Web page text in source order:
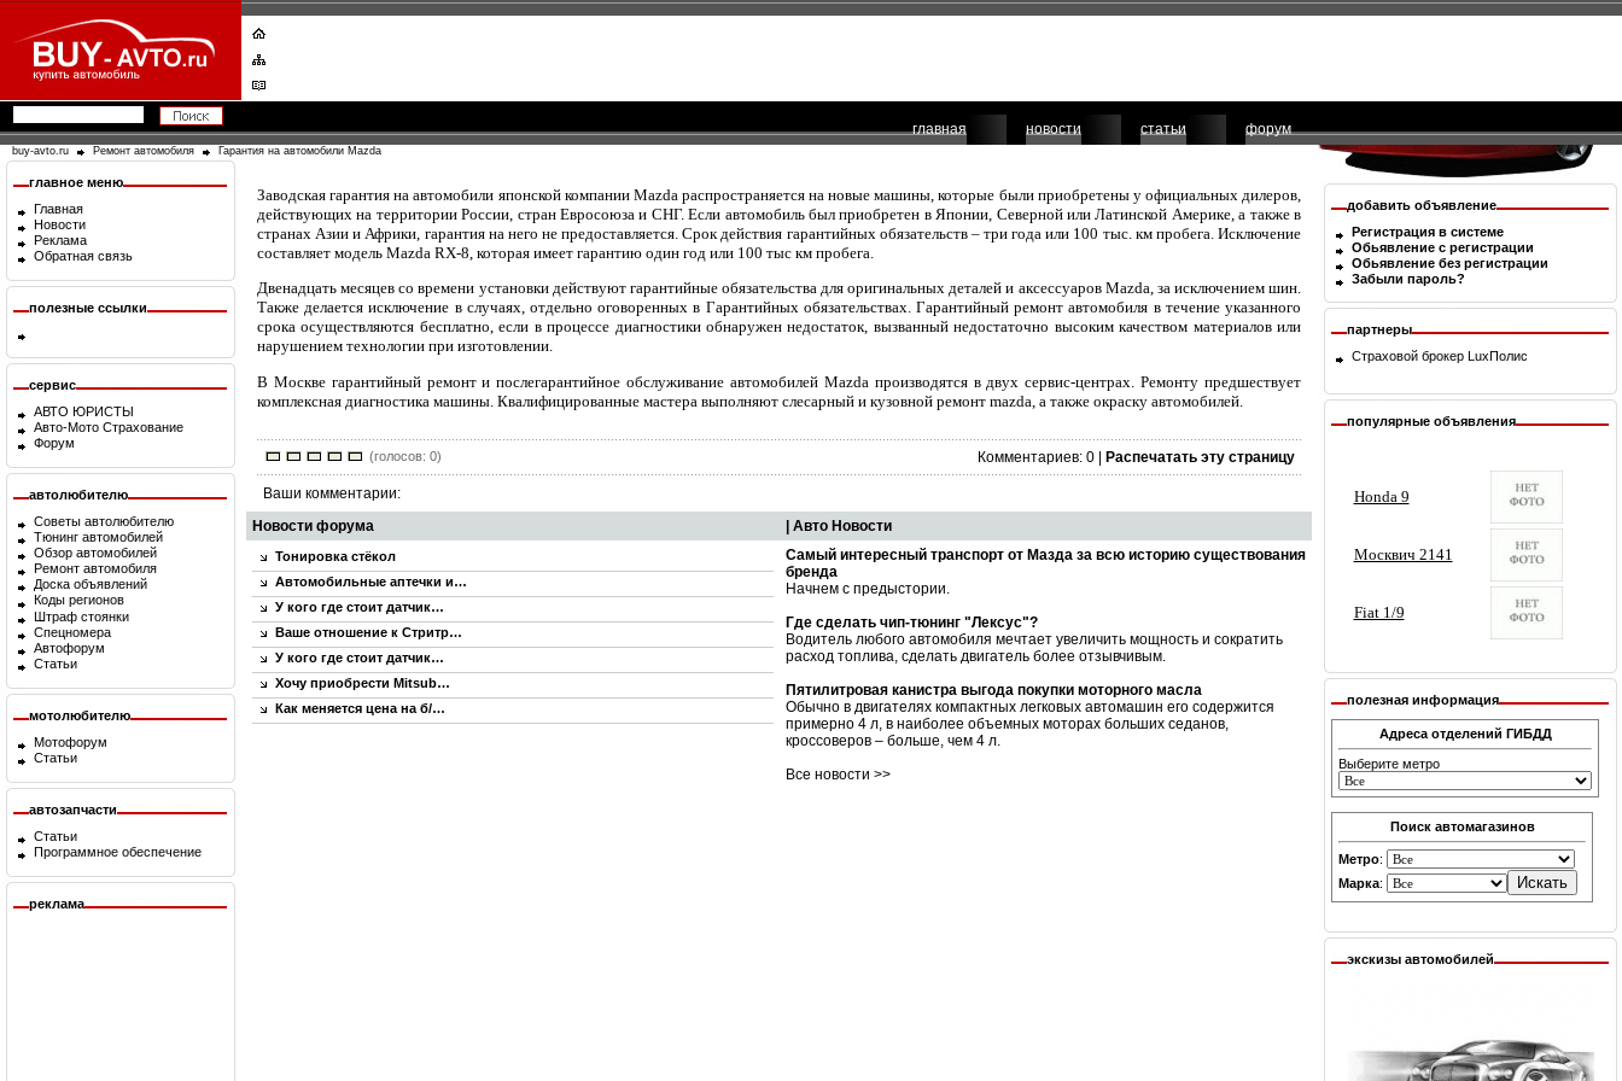
главная новости статьи форум
buy-avto.ru Ремонт автомобиля Гарантия на автомобили Mazda
главное меню
Главная
Новости
Реклама
Обратная связь
полезные ссылки
сервис
АВТО ЮРИСТЫ
Авто-Мото Страхование
Форум
автолюбителю
Советы автолюбителю
Тюнинг автомобилей
Обзор автомобилей
Ремонт автомобиля
Доска объявлений
Коды регионов
Штраф стоянки
Спецномера
Автофорум
Статьи
мотолюбителю
Мотофорум
Статьи
автозапчасти
Статьи
Программное обеспечение
реклама
Заводская гарантия на автомобили японской компании Mazda распространяется на новые машины, которые были приобретены у официальных дилеров,
действующих на территории России, стран Евросоюза и СНГ. Если автомобиль был приобретен в Японии, Северной или Латинской Америке, а также в
странах Азии и Африки, гарантия на него не предоставляется. Срок действия гарантийных обязательств – три года или 100 тыс. км пробега. Исключение
составляет модель Mazda RX-8, которая имеет гарантию один год или 100 тыс км пробега.
Двенадцать месяцев со времени установки действуют гарантийные обязательства для оригинальных деталей и аксессуаров Mazda, за исключением шин.
Также делается исключение в случаях, отдельно оговоренных в Гарантийных обязательствах. Гарантийный ремонт автомобиля в течение указанного
срока осуществляются бесплатно, если в процессе диагностики обнаружен недостаток, вызванный недостаточно высоким качеством материалов или
нарушением технологии при изготовлении.
В Москве гарантийный ремонт и послегарантийное обслуживание автомобилей Mazda производятся в двух сервис-центрах. Ремонту предшествует
комплексная диагностика машины. Квалифицированные мастера выполняют слесарный и кузовной ремонт mazda, а также окраску автомобилей.
(голосов: 0) Комментариев: 0 | Распечатать эту страницу
Ваши комментарии:
Новости форума
| Авто Новости
Тонировка стёкол
Автомобильные аптечки и…
У кого где стоит датчик…
Ваше отношение к Стритр…
У кого где стоит датчик…
Хочу приобрести Mitsub…
Как меняется цена на б/…
Самый интересный транспорт от Мазда за всю историю существования
бренда
Начнем с предыстории.
Где сделать чип-тюнинг "Лексус"?
Водитель любого автомобиля мечтает увеличить мощность и сократить
расход топлива, сделать двигатель более отзывчивым.
Пятилитровая канистра выгода покупки моторного масла
Обычно в двигателях компактных легковых автомашин его содержится
примерно 4 л, в наиболее объемных моторах больших седанов,
кроссоверов – больше, чем 4 л.
Все новости >>
добавить объявление
Регистрация в системе
Обьявление с регистрации
Обьявление без регистрации
Забыли пароль?
партнеры
Страховой брокер LuxПолис
популярные объявления
полезная информация
Адреса отделений ГИБДД
Выберите метро
Поиск автомагазинов
Метро:
Марка:
экскизы автомобилей